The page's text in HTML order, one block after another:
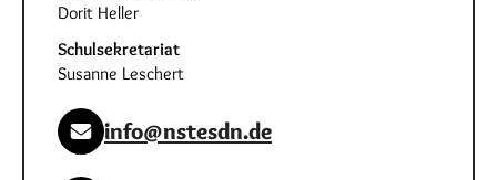
Dorit Heller
Schulsekretariat
Susanne Leschert
info@nstesdn.de